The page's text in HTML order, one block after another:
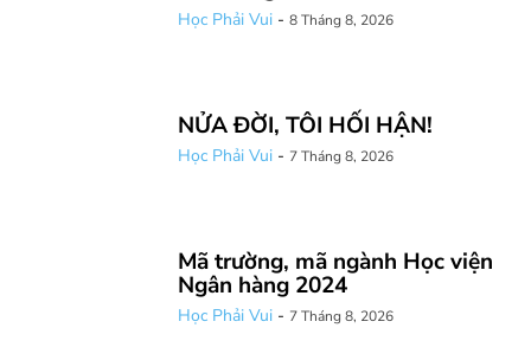
Học Phải Vui - 8 Tháng 8, 2026
NỬA ĐỜI, TÔI HỐI HẬN!
Học Phải Vui - 7 Tháng 8, 2026
Mã trường, mã ngành Học viện
Ngân hàng 2024
Học Phải Vui - 7 Tháng 8, 2026